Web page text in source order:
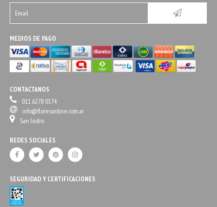
MEDIOS DE PAGO
CONTACTANOS
011 6278 0374
info@floresonline.com.ar
San Isidro
REDES SOCIALES
SEGURIDAD Y CERTIFICACIONES